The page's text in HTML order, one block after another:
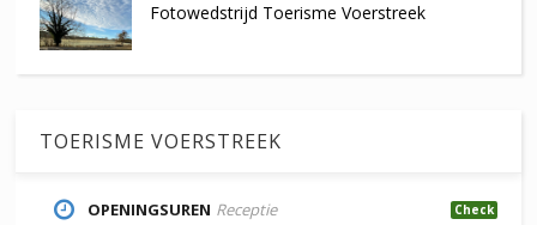
Fotowedstrijd Toerisme Voerstreek
TOERISME VOERSTREEK
OPENINGSUREN Receptie Check